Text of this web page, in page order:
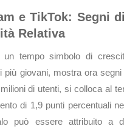
e TikTok: Segni
Relativa
un tempo simbolo di
più giovani, mostra ora
di utenti, si colloca al
di 1,9 punti percentuali
può essere attribuito a